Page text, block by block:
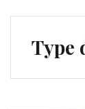
Type